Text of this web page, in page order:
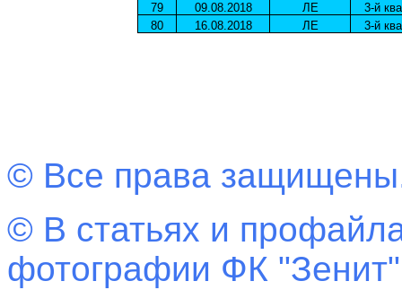
79
09.08.2018 ЛЕ
3-й
80
16.08.2018 ЛЕ 3-й
© Все права
© В статьях и
фотографии ФК